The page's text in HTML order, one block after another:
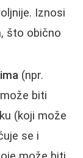
Iznosi
što obično
(npr.
biti
(koji može
se i